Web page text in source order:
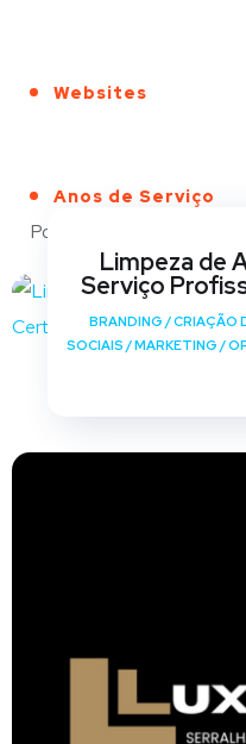
Websites
Anos de Serviço
Portfólio
Limpeza de
Serviço
BRANDING /CRIAÇÃO
SOCIAIS /MARKETING /